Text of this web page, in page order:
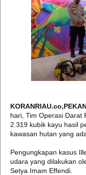
hari, Tim Operasi Darat
2.319 kubik kayu hasil
kawasan hutan yang
Pengungkapan kasus
udara yang dilakukan
Setya Imam Effendi.